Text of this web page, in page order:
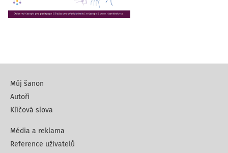
Můj šanon
Autoři
Klíčová slova
Média a reklama
Reference uživatelů